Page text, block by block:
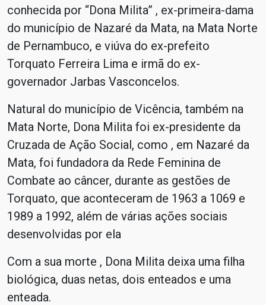
conhecida por “Dona Milita” , ex-primeira-dama
do município de Nazaré da Mata, na Mata Norte
de Pernambuco, e viúva do ex-prefeito
Torquato Ferreira Lima e irmã do ex-
governador Jarbas Vasconcelos.
Natural do município de Vicência, também na
Mata Norte, Dona Milita foi ex-presidente da
Cruzada de Ação Social, como , em Nazaré da
Mata, foi fundadora da Rede Feminina de
Combate ao câncer, durante as gestões de
Torquato, que aconteceram de 1963 a 1069 e
1989 a 1992, além de várias ações sociais
desenvolvidas por ela
Com a sua morte , Dona Milita deixa uma filha
biológica, duas netas, dois enteados e uma
enteada.